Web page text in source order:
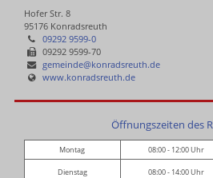
Hofer Str. 8
95176 Konradsreuth
09292 9599-0
09292 9599-70
gemeinde@konradsreuth.de
www.konradsreuth.de
Öffnungszeiten des
Montag 08:00 - 12:00 Uhr
Dienstag 08:00 - 14:00 Uhr